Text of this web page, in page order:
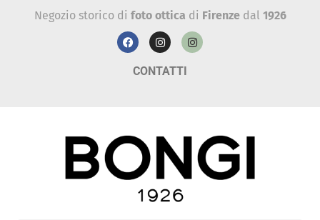
Negozio storico di foto ottica di Firenzedal 1926
CONTATTI